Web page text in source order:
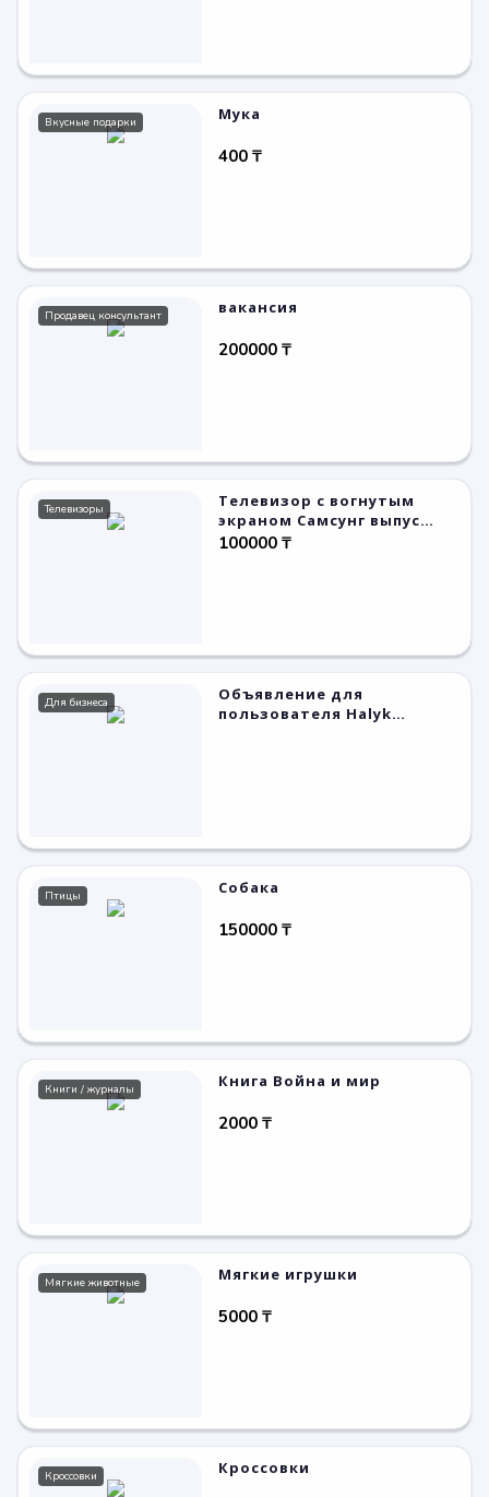
Вкусные подарки Мука
400 ₸
Продавец консультант вакансия
200000 ₸
Телевизоры
Телевизор с вогнутым
экраном Самсунг выпуск
2014 года
100000 ₸
Для бизнеса
Объявление для
пользователя Halyk
Птицы Собака
150000 ₸
Книги / журналы Книга Война и мир
2000 ₸
Мягкие животные Мягкие игрушки
5000 ₸
Кроссовки Кроссовки